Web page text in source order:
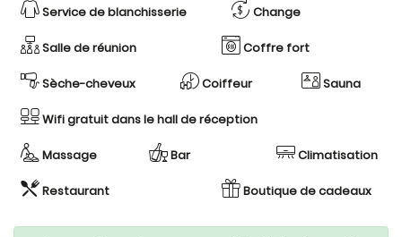
Service de blanchisserie Change
Salle de réunion Coffre fort
Sèche-cheveux Coiffeur Sauna
Wifi gratuit dans le hall de réception
Massage Bar Climatisation
Restaurant Boutique de cadeaux